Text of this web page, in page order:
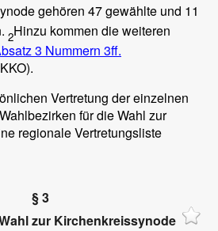
gehören 47 gewählte und 11
2Hinzu kommen die weiteren
3 Nummern 3ff.
Vertretung der einzelnen
für die Wahl zur
regionale Vertretungsliste
§ 3
zur Kirchenkreissynode